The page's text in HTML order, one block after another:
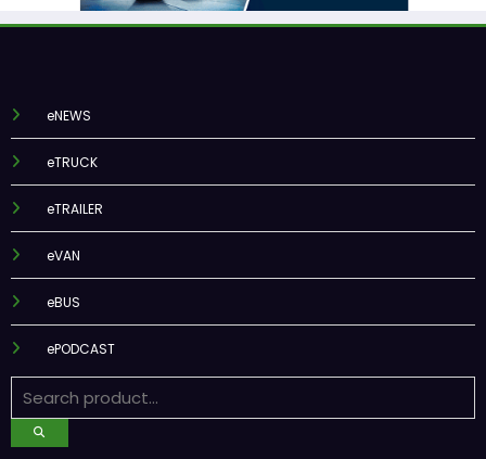
eNEWS
eTRUCK
eTRAILER
eVAN
eBUS
ePODCAST